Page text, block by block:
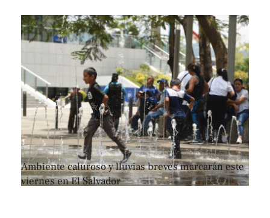
Ambiente caluroso y lluvias breves marcarán este
viernes en El Salvador